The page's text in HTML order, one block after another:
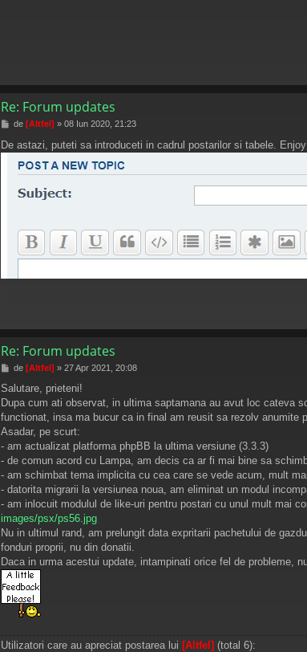
Re: Forum updates
M
s
de [Altfel] » 08 Iun 2020, 21:23
De astazi, puteti sa introduceti in cadrul postarilor si tabele.
Re: Forum updates
M
s
a
j
de [Altfel] » 27 Apr 2021, 20:08
Salutare, prieteni!
Dupa cum ati observat, in ultima saptamana au avut loc cateva
functionat, insa ma bucur ca in final am reusit sa rezolv anumite
Asadar, pe scurt:
- am actualizat platforma phpBB la ultima versiune (3.3.3)
- de comun acord cu Lampa, am decis ca ar fi mai bine sa
- am schimbat tema implicita cu cea care se vede acum, mult
- datorita migrarii la versiunea noua, am eliminat un modul
- am inlocuit modulul de like-uri pentru postari cu unul mult mai
images/psx/ps56.jpg
Nu in ultimul rand, am prelungit data expritarii pachetului de
fonduri proprii, nu din donatii.
Daca in urma acestui update, intampinati orice fel de probleme,
Utilizatori care au apreciat postarea lui [Altfel] (total 6):